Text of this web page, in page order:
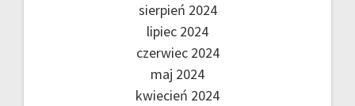
sierpień 2024
lipiec 2024
czerwiec 2024
maj 2024
kwiecień 2024